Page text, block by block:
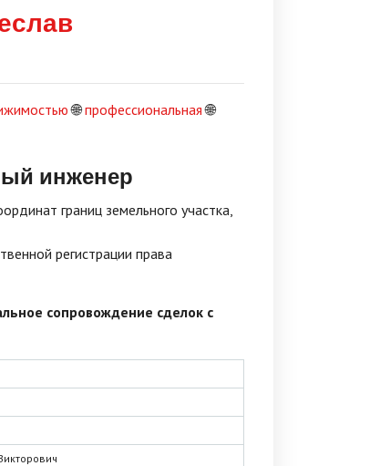
🌐профессиональная🌐
инженер
границ земельного участка,
регистрации права
сопровождение сделок с